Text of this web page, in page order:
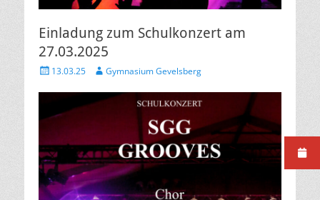
Einladung zum Schulkonzert am
27.03.2025
Veröffentlicht
13.03.25 AutorGymnasium Gevelsberg